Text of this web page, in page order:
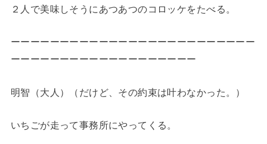
２人で美味しそうにあつあつのコロッケをたべる。
ーーーーーーーーーーーーーーーーーーーーーーーーー
ーーーーーーーーーーーーーーーーーーー
明智（大人）（だけど、その約束は叶わなかった。）
いちごが走って事務所にやってくる。